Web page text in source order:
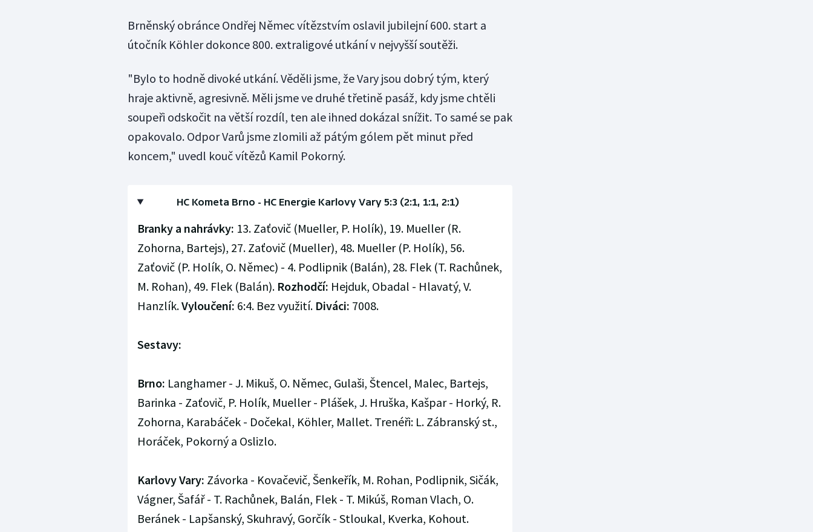
Brněnský obránce Ondřej Němec vítězstvím oslavil jubilejní 600. start a
útočník Köhler dokonce 800. extraligové utkání v nejvyšší soutěži.
"Bylo to hodně divoké utkání. Věděli jsme, že Vary jsou dobrý tým, který
hraje aktivně, agresivně. Měli jsme ve druhé třetině pasáž, kdy jsme chtěli
soupeři odskočit na větší rozdíl, ten ale ihned dokázal snížit. To samé se pak
opakovalo. Odpor Varů jsme zlomili až pátým gólem pět minut před
koncem," uvedl kouč vítězů Kamil Pokorný.
HC Kometa Brno - HC Energie Karlovy Vary 5:3 (2:1, 1:1, 2:1)
Branky a nahrávky: 13. Zaťovič (Mueller, P. Holík), 19. Mueller (R.
Zohorna, Bartejs), 27. Zaťovič (Mueller), 48. Mueller (P. Holík), 56.
Zaťovič (P. Holík, O. Němec) - 4. Podlipnik (Balán), 28. Flek (T. Rachůnek,
M. Rohan), 49. Flek (Balán). Rozhodčí: Hejduk, Obadal - Hlavatý, V.
Hanzlík.Vyloučení: 6:4. Bez využití.Diváci: 7008.
Sestavy:
Brno: Langhamer - J. Mikuš, O. Němec, Gulaši, Štencel, Malec, Bartejs,
Barinka - Zaťovič, P. Holík, Mueller - Plášek, J. Hruška, Kašpar - Horký, R.
Zohorna, Karabáček - Dočekal, Köhler, Mallet. Trenéři: L. Zábranský st.,
Horáček, Pokorný a Oslizlo.
Karlovy Vary: Závorka - Kovačevič, Šenkeřík, M. Rohan, Podlipnik, Sičák,
Vágner, Šafář - T. Rachůnek, Balán, Flek - T. Mikúš, Roman Vlach, O.
Beránek - Lapšanský, Skuhravý, Gorčík - Stloukal, Kverka, Kohout.